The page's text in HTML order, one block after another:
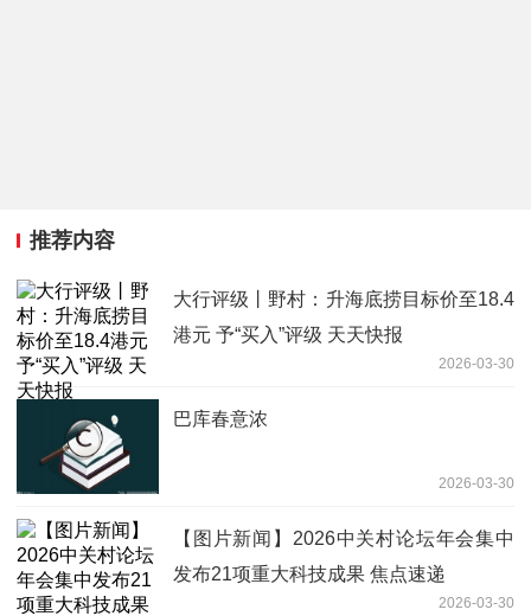
推荐内容
大行评级丨野村：升海底捞目标价至18.4
港元 予“买入”评级 天天快报
2026-03-30
巴库春意浓
2026-03-30
【图片新闻】2026中关村论坛年会集中
发布21项重大科技成果 焦点速递
2026-03-30